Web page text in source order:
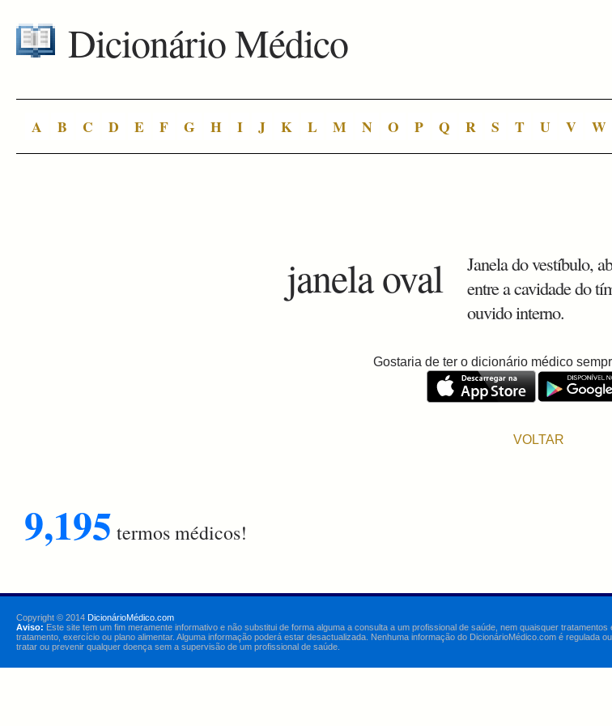
Dicionário Médico
A B C D E F G H I J K L M N O P Q R S T U V W
janela oval
Janela do vestíbulo,
entre a cavidade do
ouvido interno.
Gostaria de ter o dicionário médico
VOLTAR
9,195 termos médicos!
Copyright © 2014 DicionárioMédico.com
Aviso: Este site tem um fim meramente informativo e não substitui de forma alguma a consulta a um profissional de saúde, nem quaisquer
tratamento, exercício ou plano alimentar. Alguma informação poderá estar desactualizada. Nenhuma informação do DicionárioMédico.com é regulada
tratar ou prevenir qualquer doença sem a supervisão de um profissional de saúde.